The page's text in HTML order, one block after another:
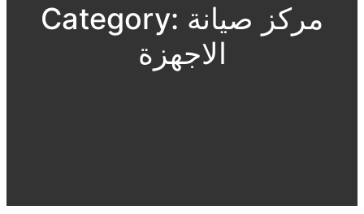
Category: مركز صيانة
الاجهزة